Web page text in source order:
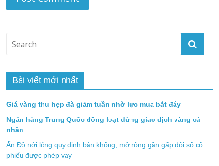
Bài viết mới nhất
Giá vàng thu hẹp đà giảm tuần nhờ lực mua bắt đáy
Ngân hàng Trung Quốc đồng loạt dừng giao dịch vàng cá
nhân
Ấn Độ nới lỏng quy định bán khống, mở rộng gần gấp đôi số cổ
phiếu được phép vay